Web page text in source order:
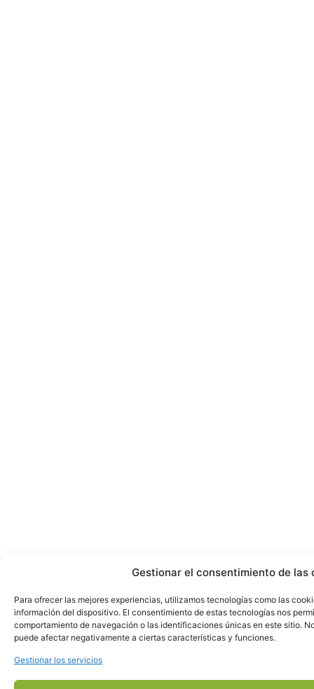
Gestionar el consentimiento de las
Para ofrecer las mejores experiencias, utilizamos tecnologías como las
información del dispositivo. El consentimiento de estas tecnologías nos
comportamiento de navegación o las identificaciones únicas en este sitio.
puede afectar negativamente a ciertas características y funciones.
Gestionar los servicios